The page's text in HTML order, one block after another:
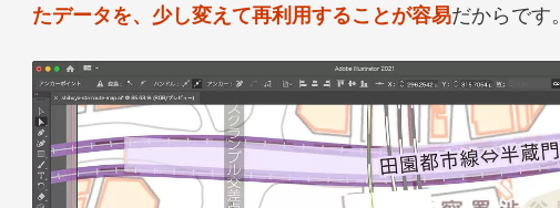
たデータを、少し変えて再利用することが容易だからです。